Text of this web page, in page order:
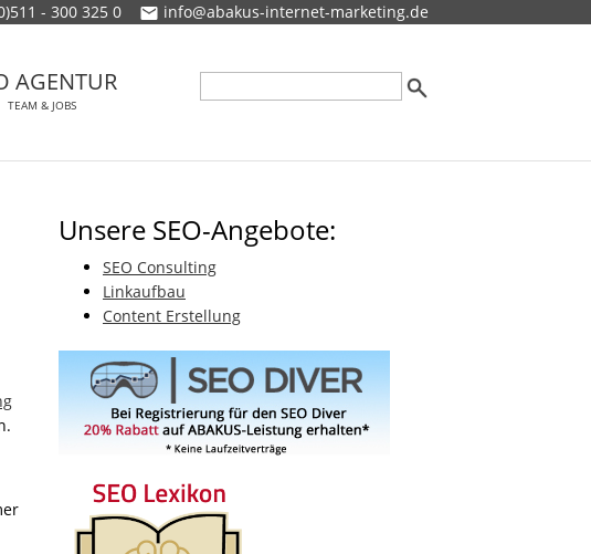
- 300 325 0 info@abakus-internet-marketing.de
AGENTUR
TEAM & JOBS
Unsere SEO-Angebote:
SEO Consulting
Linkaufbau
Content Erstellung